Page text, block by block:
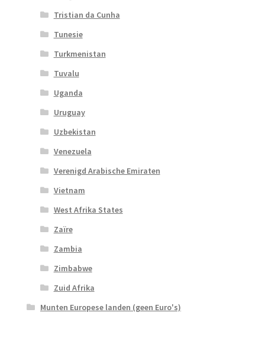
Tristian da Cunha
Tunesie
Turkmenistan
Tuvalu
Uganda
Uruguay
Uzbekistan
Venezuela
Verenigd Arabische Emiraten
Vietnam
West Afrika States
Zaïre
Zambia
Zimbabwe
Zuid Afrika
Munten Europese landen (geen Euro's)